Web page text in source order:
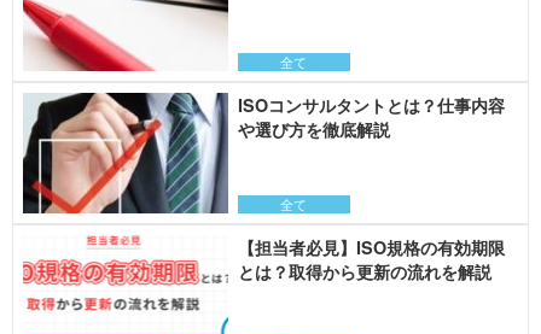
全て
全て
ISOコンサルタントとは？仕事内容
や選び方を徹底解説
【担当者必見】ISO規格の有効期限
とは？取得から更新の流れを解説